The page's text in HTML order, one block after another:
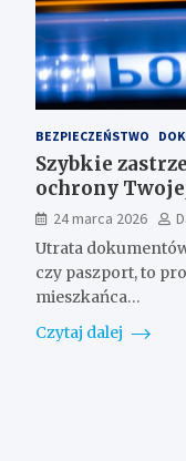
BEZPIECZEŃSTWO
Szybkie
ochrony
24 marca 2026
Utrata
czy paszport, to
mieszkańca…
Czytaj dalej